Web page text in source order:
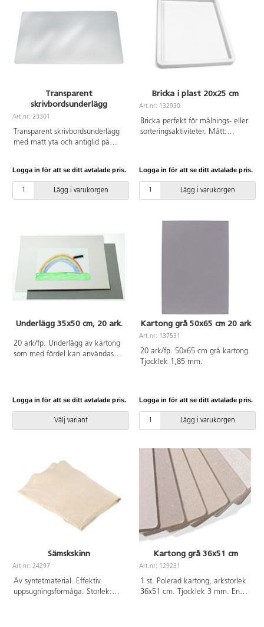
Transparent
skrivbordsunderlägg
Art.nr: 23301
Transparent skrivbordsunderlägg
med matt yta och antiglid på
och ett mjukt skrivunderlag.
Bilder och meddelanden som
placeras under ytan syns väl – ett
Logga in för att se ditt avtalade pris.
Lägg i varukorgen
Bricka i plast 20x25 cm
Art.nr: 132930
Bricka perfekt för målnings- eller
sorteringsaktiviteter. Mått:
Logga in för att se ditt avtalade pris.
Lägg i varukorgen
Underlägg 35x50 cm, 20 ark.
20 ark/fp. Underlägg av kartong
som med fördel kan användas
Logga in för att se ditt avtalade pris.
Välj variant
Kartong grå 50x65 cm 20 ark
Art.nr: 137531
20 ark/fp. 50x65 cm grå kartong.
Tjocklek 1,85 mm.
Logga in för att se ditt avtalade pris.
Lägg i varukorgen
Sämskskinn
Art.nr: 24297
Av syntetmaterial. Effektiv
uppsugningsförmåga. Storlek:
Kartong grå 36x51 cm
Art.nr: 129231
1 st. Polerad kartong, arkstorlek
36x51 cm. Tjocklek 3 mm. En